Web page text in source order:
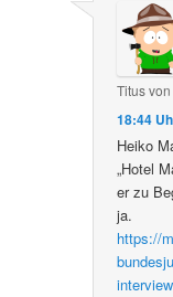
Titus
18:44
Heiko
„Hotel
er zu
ja.
https://
interview